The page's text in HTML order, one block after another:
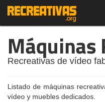
Máquinas
Recreativas de vídeo
Listado de máquinas
vídeo y muebles dedicados.